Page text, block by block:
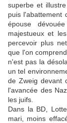
superbe et
puis l'abattement
épouse
majestueux et
percevoir plus
que l'on
n'est pas la
un tel
de Zweig devant
l'avancée des
les juifs.
Dans la BD,
mari, moins